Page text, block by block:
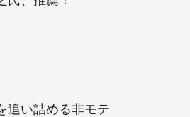
い詰める非モテ